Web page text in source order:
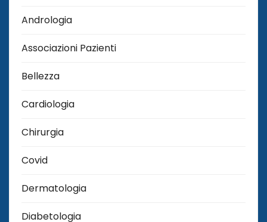
Andrologia
Associazioni Pazienti
Bellezza
Cardiologia
Chirurgia
Covid
Dermatologia
Diabetologia